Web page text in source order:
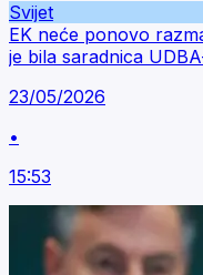
Svijet
EK neće ponovo
je bila saradnica
23/05/2026
•
15:53